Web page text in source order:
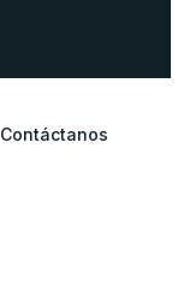
Contáctanos